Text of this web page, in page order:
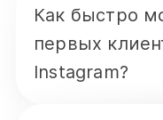
постов, сторис
Как быстро
первых
Instagram?